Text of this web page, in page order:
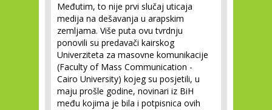
Međutim, to nije prvi slučaj uticaja
medija na dešavanja u arapskim
zemljama. Više puta ovu tvrdnju
ponovili su predavači kairskog
Univerziteta za masovne komunikacije
(Faculty of Mass Communication -
Cairo University) kojeg su posjetili, u
maju prošle godine, novinari iz BiH
među kojima je bila i potpisnica ovih